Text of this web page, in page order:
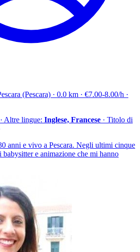
(Pescara) · 0.0 km · €7.00-8.00/h ·
· Altre lingue: Inglese, Francese · Titolo di
anni e vivo a Pescara. Negli ultimi cinque
e animazione che mi hanno